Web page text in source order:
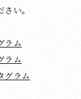
い。
ラム
ラム
グラム